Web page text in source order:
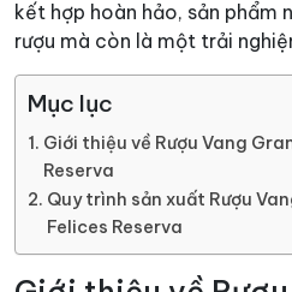
kết hợp hoàn hảo, sản phẩm
rượu mà còn là một trải
Mục lục
Giới thiệu về Rượu Vang
Reserva
Quy trình sản xuất Rượu
Felices Reserva